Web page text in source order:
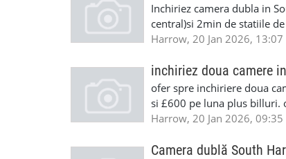
Inchiriez camera dubla in
central)si 2min de statiile
room ,parcare
Harrow, 20 Jan 2026, 13:07
inchiriez doua camere
ofer spre inchiriere doua
si £600 pe luna plus billuri.
Harrow, 20 Jan 2026, 09:35
Camera dublă South